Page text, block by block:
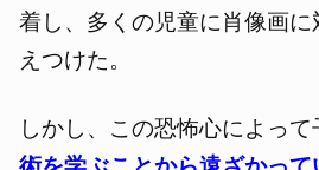
着し、多くの児童に肖像画
えつけた。
しかし、この恐怖心によっ